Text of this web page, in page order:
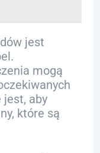
jest
mogą
jest, aby
które są